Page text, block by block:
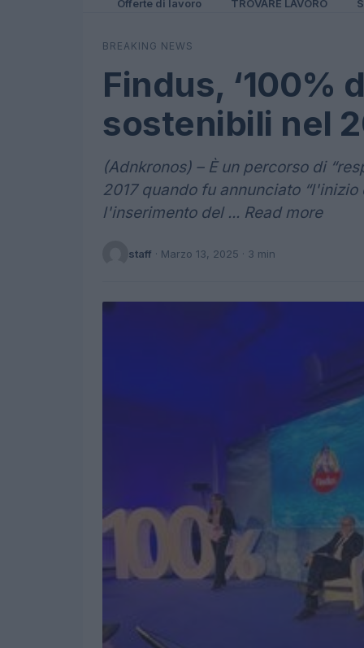
Offerte di lavoro TROVARE LAVORO
BREAKING NEWS
Findus, ‘100%
sostenibili nel
(Adnkronos) – È un percorso di
2017 quando fu annunciato
l'inserimento del ... Read more
staff · Marzo 13, 2025 · 3 min